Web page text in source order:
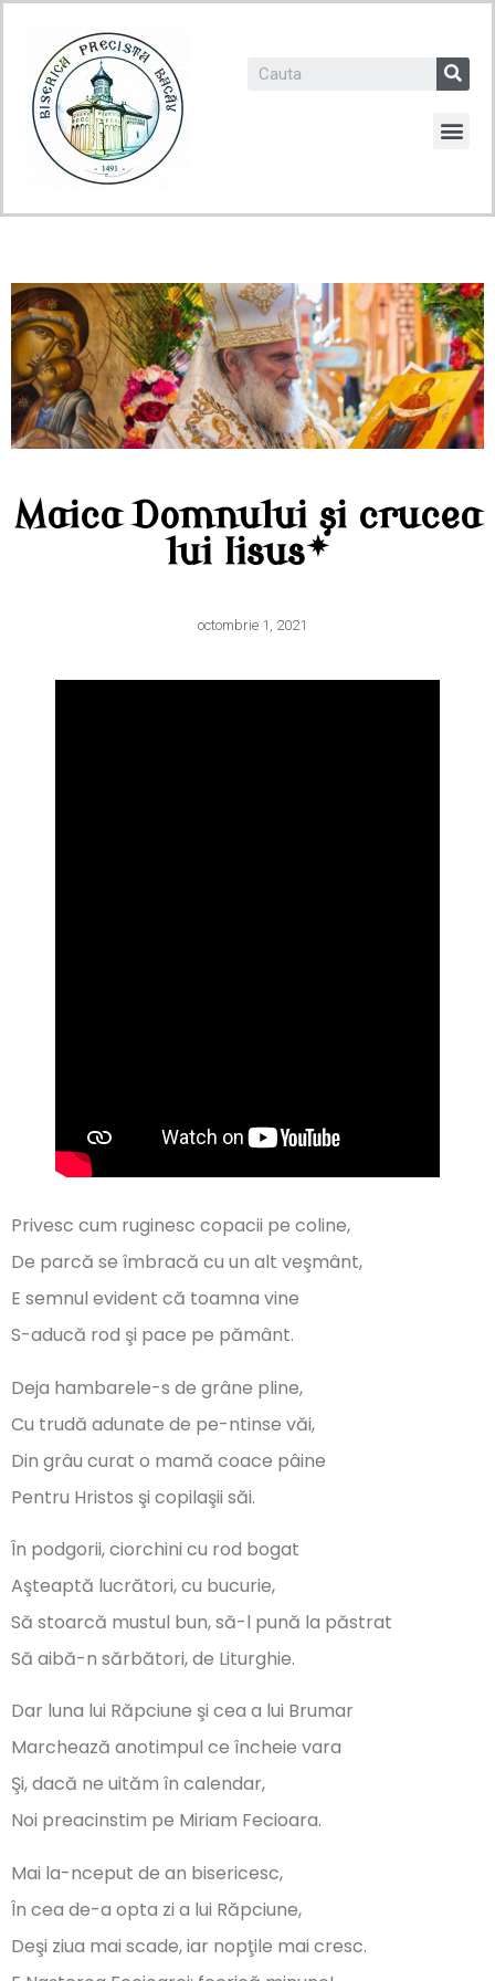
Maica Domnului şi crucea
lui Iisus*
octombrie 1, 2021
Privesc cum ruginesc copacii pe coline,
De parcă se îmbracă cu un alt veşmânt,
E semnul evident că toamna vine
S-aducă rod şi pace pe pământ.
Deja hambarele-s de grâne pline,
Cu trudă adunate de pe-ntinse văi,
Din grâu curat o mamă coace pâine
Pentru Hristos şi copilaşii săi.
În podgorii, ciorchini cu rod bogat
Aşteaptă lucrători, cu bucurie,
Să stoarcă mustul bun, să-l pună la păstrat
Să aibă-n sărbători, de Liturghie.
Dar luna lui Răpciune şi cea a lui Brumar
Marchează anotimpul ce încheie vara
Şi, dacă ne uităm în calendar,
Noi preacinstim pe Miriam Fecioara.
Mai la-nceput de an bisericesc,
În cea de-a opta zi a lui Răpciune,
Deşi ziua mai scade, iar nopţile mai cresc.